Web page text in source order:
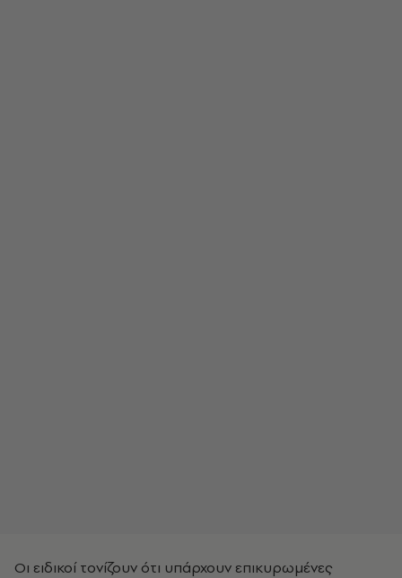
Οι ειδικοί τονίζουν ότι υπάρχουν επικυρωμένες